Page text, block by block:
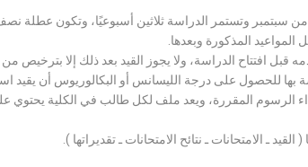
من سبتمبر وتستمر الدراسة ثلاثين أسبوعيًا، وتكون
المواعيد المذكورة وبعدها.
قبل افتتاح الدراسة، ولا يجوز القيد بعد ذلك إلا
بها للحصول على درجة الليسانس أو البكالوريوس أن
الرسوم المقررة، ويعد ملف لكل طالب في الكلية يحتوي
ـ الامتحانات ـ نتائح الامتحانات ـ تقديراتها ).